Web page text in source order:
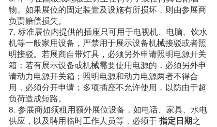
物。如果展位的固定装置及设施有所损坏，则由参展商
负责赔偿损失。
7. 标准展位内提供的插座只可用于电视机、电脑、饮水
机等一般家用设备，严禁用于展示设备机械接驳或者照
明接驳。若展商自带灯具，必须另外申请照明电源开关
箱；若有展示设备或机械需要使用电源的，必须另外申
请动力电源开关箱；照明电源和动力电源两者不得合
用，必须分开申请；多项插座不允许使用，以防由于超
负荷造成短路。
8. 参展商如须租用额外展位设备，如电话、家具、水电
供应，以及聘用临时工作人员等，必须于 指定日期之